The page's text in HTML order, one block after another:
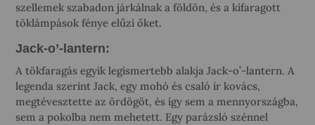
szellemek szabadon járkálnak a földön, és a kifaragott
töklámpások fénye elűzi őket.
Jack-o’-lantern:
A tökfaragás egyik legismertebb alakja Jack-o’-lantern. A
legenda szerint Jack, egy mohó és csaló ír kovács,
megtévesztette az ördögöt, és így sem a mennyországba,
sem a pokolba nem mehetett. Egy parázsló szénnel